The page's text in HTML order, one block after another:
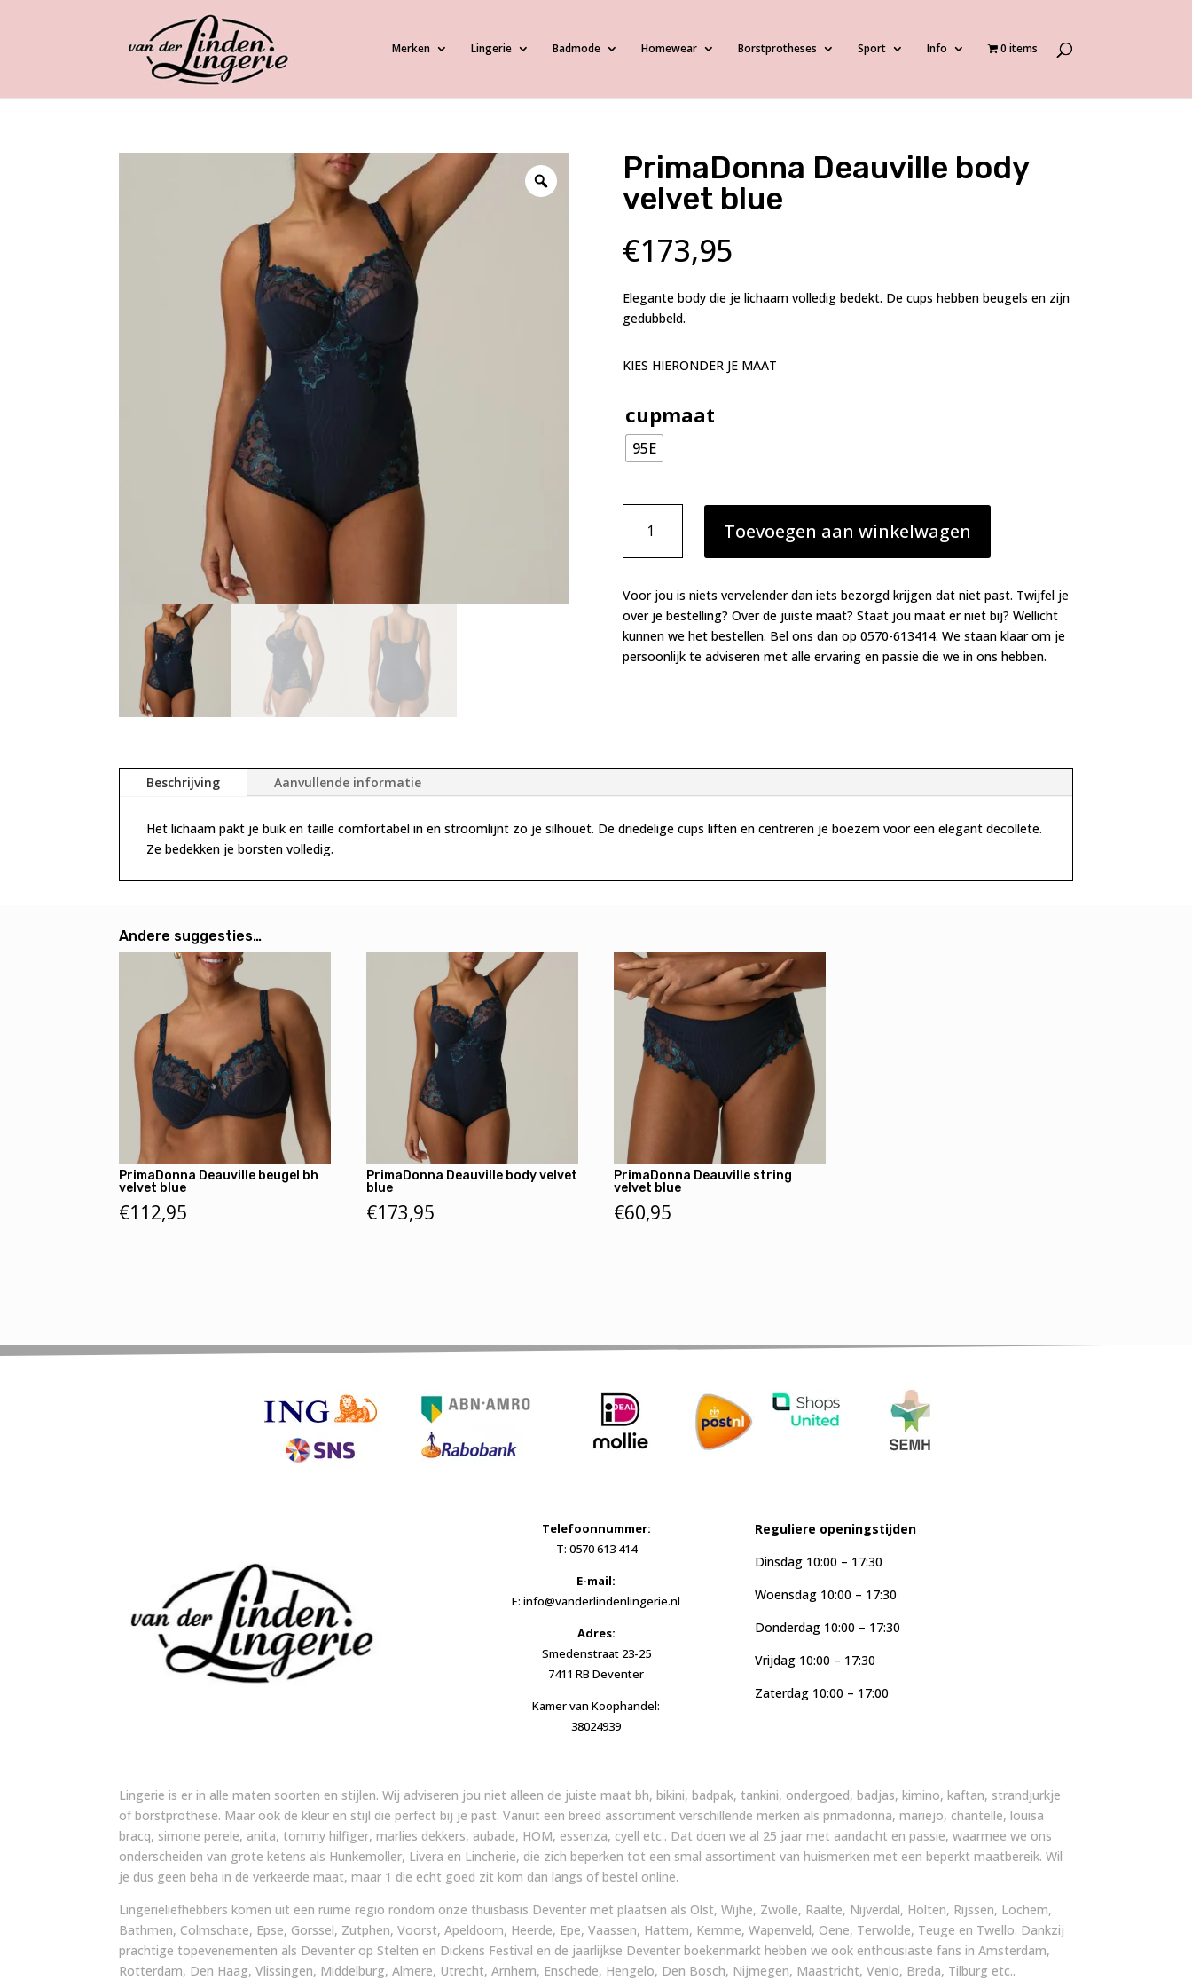
Merken Lingerie Badmode Homewear Borstprotheses Sport Info 0 items
PrimaDonna Deauville body
velvet blue
€173,95
Elegante body die je lichaam volledig bedekt. De cups hebben beugels en zijn
gedubbeld.
KIES HIERONDER JE MAAT
cupmaat
95E
PrimaDonna
Deauville
body
blue
aantal
Toevoegen aan winkelwagen
Voor jou is niets vervelender dan iets bezorgd krijgen dat niet past. Twijfel je
over je bestelling? Over de juiste maat? Staat jou maat er niet bij? Wellicht
kunnen we het bestellen. Bel ons dan op 0570-613414. We staan klaar om je
persoonlijk te adviseren met alle ervaring en passie die we in ons hebben.
Beschrijving Aanvullende informatie
Het lichaam pakt je buik en taille comfortabel in en stroomlijnt zo je silhouet. De driedelige cups liften en centreren je boezem voor een elegant decollete.
Ze bedekken je borsten volledig.
Andere suggesties…
PrimaDonna Deauville beugel bh
velvet blue
€112,95
PrimaDonna Deauville body velvet
blue
€173,95
PrimaDonna Deauville string
velvet blue
€60,95
Telefoonnummer:
T: 0570 613 414
E-mail:
E: info@vanderlindenlingerie.nl
Adres:
Smedenstraat 23-25
7411 RB Deventer
Kamer van Koophandel:
38024939
Reguliere openingstijden
Dinsdag 10:00 – 17:30
Woensdag 10:00 – 17:30
Donderdag 10:00 – 17:30
Vrijdag 10:00 – 17:30
Zaterdag 10:00 – 17:00
Lingerie is er in alle maten soorten en stijlen. Wij adviseren jou niet alleen de juiste maat bh, bikini, badpak, tankini, ondergoed, badjas, kimino, kaftan, strandjurkje
of borstprothese. Maar ook de kleur en stijl die perfect bij je past. Vanuit een breed assortiment verschillende merken als primadonna, mariejo, chantelle, louisa
bracq, simone perele, anita, tommy hilfiger, marlies dekkers, aubade, HOM, essenza, cyell etc.. Dat doen we al 25 jaar met aandacht en passie, waarmee we ons
onderscheiden van grote ketens als Hunkemoller, Livera en Lincherie, die zich beperken tot een smal assortiment van huismerken met een beperkt maatbereik. Wil
je dus geen beha in de verkeerde maat, maar 1 die echt goed zit kom dan langs of bestel online.
Lingerieliefhebbers komen uit een ruime regio rondom onze thuisbasis Deventer met plaatsen als Olst, Wijhe, Zwolle, Raalte, Nijverdal, Holten, Rijssen, Lochem,
Bathmen, Colmschate, Epse, Gorssel, Zutphen, Voorst, Apeldoorn, Heerde, Epe, Vaassen, Hattem, Kemme, Wapenveld, Oene, Terwolde, Teuge en Twello. Dankzij
prachtige topevenementen als Deventer op Stelten en Dickens Festival en de jaarlijkse Deventer boekenmarkt hebben we ook enthousiaste fans in Amsterdam,
Rotterdam, Den Haag, Vlissingen, Middelburg, Almere, Utrecht, Arnhem, Enschede, Hengelo, Den Bosch, Nijmegen, Maastricht, Venlo, Breda, Tilburg etc..